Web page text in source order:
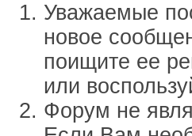
Уважаемые
новое
поищите ее
или
Форум не